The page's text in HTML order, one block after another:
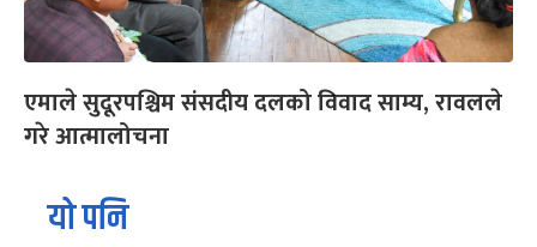
एमाले सुदूरपश्चिम संसदीय दलको विवाद साम्य, रावलले
गरे आत्मालोचना
यो पनि